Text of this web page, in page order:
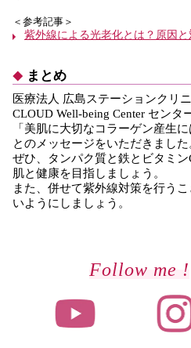
＜参考記事＞
紫外線による光老化とは？原因と
まとめ
医療法人 広島ステーションクリ
CLOUD Well-being Center センタ
「美肌に大切なコラーゲン産生
とのメッセージをいただきました
ぜひ、タンパク質と鉄とビタミ
肌と健康を目指しましょう。
また、併せて紫外線対策を行う
いようにしましょう。
Follow me !